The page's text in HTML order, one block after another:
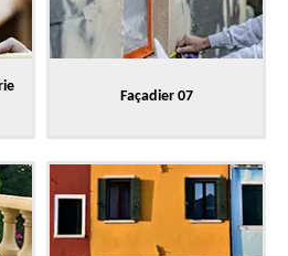
Façadier 07